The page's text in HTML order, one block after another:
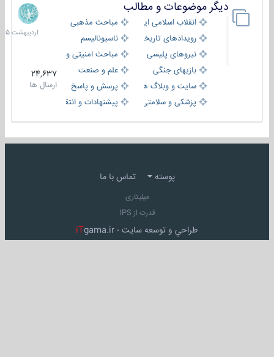
دیگر موضوعات و مطالب
انقلاب اسلامی ایران
مباحث مذهبی
رویدادهای تاریخی و مذهبیناسیونالیسم
نیروهای پلیسی
مباحث امنیتی و اطلاعاتی
بازیهای جنگی
علم و صنعت
سایت و وبلاگ ها
پرسش و پاسخ
پزشکی و سلامتی
پیشنهادات و انتقادات
24,637
ارسال ها
8
1405
پوسته تماس با ما
میلیتاری
قدرت از IPS
طراحي و توسعه سايت - iTgama.ir